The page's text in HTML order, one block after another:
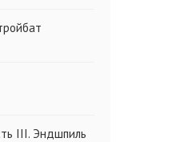
III. Эндшпиль